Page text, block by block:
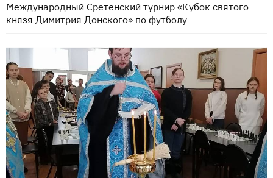
Международный Сретенский турнир «Кубок святого
князя Димитрия Донского» по футболу